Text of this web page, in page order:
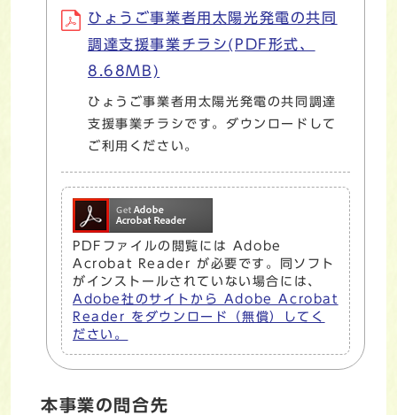
ひょうご事業者用太陽光発電の共同
調達支援事業チラシ(PDF形式、
8.68MB)
ひょうご事業者用太陽光発電の共同調達
支援事業チラシです。ダウンロードして
ご利用ください。
PDFファイルの閲覧には Adobe
Acrobat Reader が必要です。同ソフト
がインストールされていない場合には、
Adobe社のサイトから Adobe Acrobat
Reader をダウンロード（無償）してく
ださい。
本事業の問合先